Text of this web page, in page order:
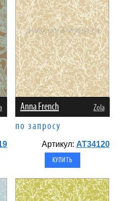
Anna French Zola
по запросу
Артикул: AT34120